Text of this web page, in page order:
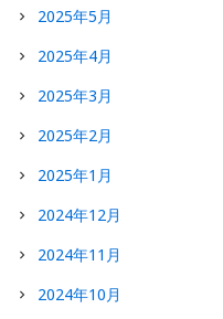
2025年5月
2025年4月
2025年3月
2025年2月
2025年1月
2024年12月
2024年11月
2024年10月